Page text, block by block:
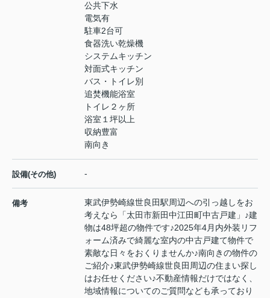
公共下水
電気有
駐車2台可
食器洗い乾燥機
システムキッチン
対面式キッチン
バス・トイレ別
追焚機能浴室
トイレ２ヶ所
浴室１坪以上
収納豊富
南向き
設備(その他) -
備考
東武伊勢崎線世良田駅周辺への引っ越しをお
考えなら「太田市新田中江田町中古戸建」♪建
物は48坪超の物件です♪2025年4月内外装リフ
ォーム済みで綺麗な室内の中古戸建て物件で
素敵な日々をおくりませんか♪南向きの物件の
ご紹介♪東武伊勢崎線世良田周辺の住まい探し
はお任せください♪不動産情報だけではなく、
地域情報についてのご質問なども承っており